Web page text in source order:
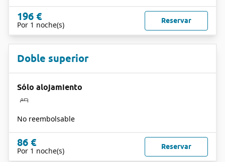
196 €
Por 1 noche(s) Reservar
Doble superior
Sólo alojamiento
No reembolsable
86 €
Por 1 noche(s) Reservar